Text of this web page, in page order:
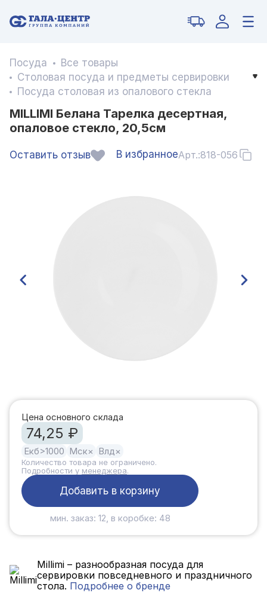
Посуда
Все товары
Столовая посуда и предметы сервировки
Посуда столовая из опалового стекла
MILLIMI Белана Тарелка десертная,
опаловое стекло, 20,5см
Оставить отзыв В избранноеАрт.:818-056
Цена основного склада
74,25 ₽
Екб>1000 Мск× Влд ×
Количество товара не ограничено.
Подробности у менеджера.
Добавить в корзину
мин. заказ: 12, в коробке: 48
Millimi – разнообразная посуда для
сервировки повседневного и праздничного
стола. Подробнее о бренде